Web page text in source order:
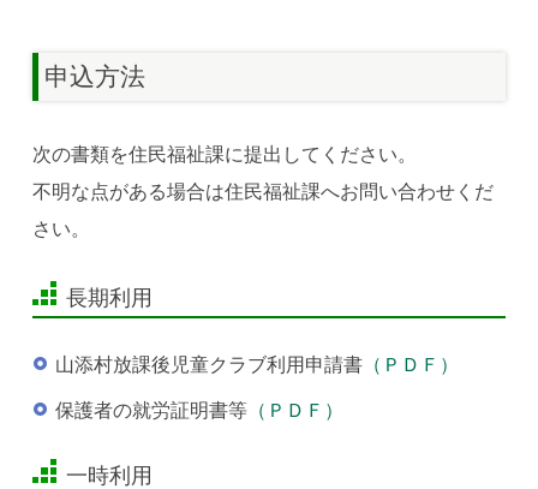
申込方法
次の書類を住民福祉課に提出してください。
不明な点がある場合は住民福祉課へお問い合わせくだ
さい。
長期利用
山添村放課後児童クラブ利用申請書 （ＰＤＦ）
保護者の就労証明書等 （ＰＤＦ）
一時利用